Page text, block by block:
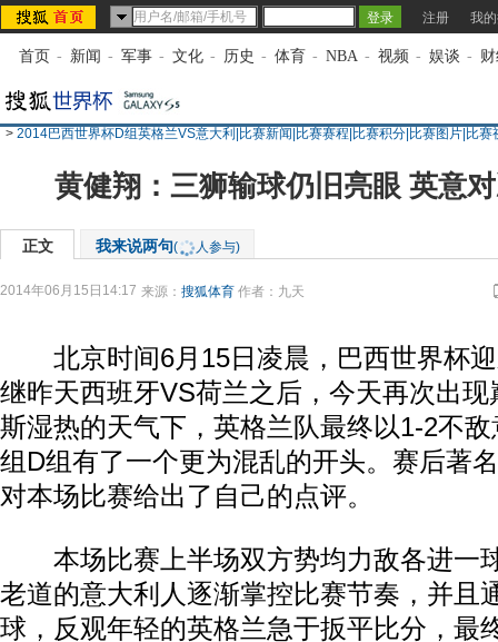
注册 我
首页 - 新闻 - 军事 - 文化 - 历史 - 体育 - NBA - 视频 - 娱谈 -
> 2014巴西世界杯D组英格兰VS意大利|比赛新闻|比赛赛程|比赛积分|比赛图片|比赛
黄健翔：三狮输球仍旧亮眼 英意
正文 我来说两句( 人参与)
2014年06月15日14:17 来源： 搜狐体育 作者：九天
北京时间6月15日凌晨，巴西世界杯迎
继昨天西班牙VS荷兰之后，今天再次出
斯湿热的天气下，英格兰队最终以1-2不
组D组有了一个更为混乱的开头。赛后著
对本场比赛给出了自己的点评。
本场比赛上半场双方势均力敌各进一
老道的意大利人逐渐掌控比赛节奏，并且
球，反观年轻的英格兰急于扳平比分，最